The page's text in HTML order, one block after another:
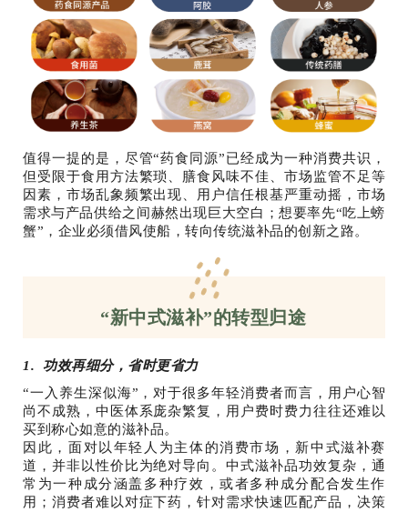
值得一提的是，尽管“药食同源”已经成为一种消费共识，
但受限于食用方法繁琐、膳食风味不佳、市场监管不足等
因素，市场乱象频繁出现、用户信任根基严重动摇，市场
需求与产品供给之间赫然出现巨大空白；想要率先“吃上螃
蟹”，企业必须借风使船，转向传统滋补品的创新之路。
“新中式滋补”的转型归途
1. 功效再细分，省时更省力
“一入养生深似海”，对于很多年轻消费者而言，用户心智
尚不成熟，中医体系庞杂繁复，用户费时费力往往还难以
买到称心如意的滋补品。
因此，面对以年轻人为主体的消费市场，新中式滋补赛
道，并非以性价比为绝对导向。中式滋补品功效复杂，通
常为一种成分涵盖多种疗效，或者多种成分配合发生作
用；消费者难以对症下药，针对需求快速匹配产品，决策